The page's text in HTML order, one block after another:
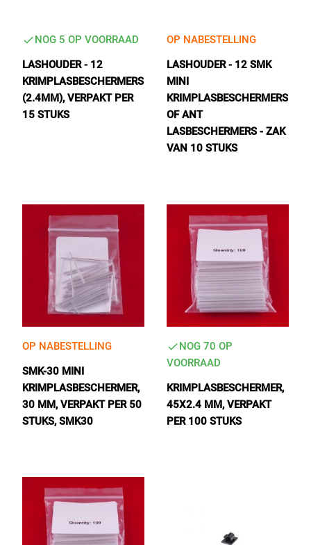
NOG 5 OP VOORRAAD
LASHOUDER - 12
KRIMPLASBESCHERMERS
(2.4MM), VERPAKT PER
15 STUKS
OP NABESTELLING
LASHOUDER - 12 SMK
MINI
KRIMPLASBESCHERMERS
OF ANT
LASBESCHERMERS - ZAK
VAN 10 STUKS
OP NABESTELLING
SMK-30 MINI
KRIMPLASBESCHERMER,
30 MM, VERPAKT PER 50
STUKS, SMK30
NOG 70 OP
VOORRAAD
KRIMPLASBESCHERMER,
45X2.4 MM, VERPAKT
PER 100 STUKS